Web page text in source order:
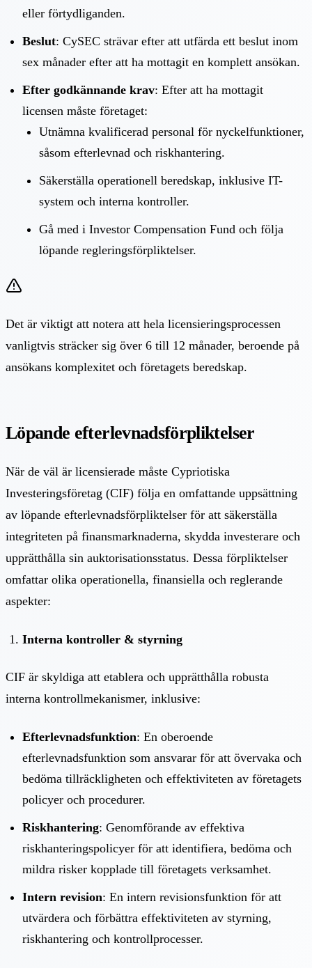
eller förtydliganden.
Beslut: CySEC strävar efter att utfärda ett beslut inom
sex månader efter att ha mottagit en komplett ansökan.
Efter godkännande krav: Efter att ha mottagit
licensen måste företaget:
Utnämna kvalificerad personal för nyckelfunktioner,
såsom efterlevnad och riskhantering.
Säkerställa operationell beredskap, inklusive IT-
system och interna kontroller.
Gå med i Investor Compensation Fund och följa
löpande regleringsförpliktelser.
Det är viktigt att notera att hela licensieringsprocessen
vanligtvis sträcker sig över 6 till 12 månader, beroende på
ansökans komplexitet och företagets beredskap.
Löpande efterlevnadsförpliktelser
När de väl är licensierade måste Cypriotiska
Investeringsföretag (CIF) följa en omfattande uppsättning
av löpande efterlevnadsförpliktelser för att säkerställa
integriteten på finansmarknaderna, skydda investerare och
upprätthålla sin auktorisationsstatus. Dessa förpliktelser
omfattar olika operationella, finansiella och reglerande
aspekter:
Interna kontroller & styrning
CIF är skyldiga att etablera och upprätthålla robusta
interna kontrollmekanismer, inklusive:
Efterlevnadsfunktion: En oberoende
efterlevnadsfunktion som ansvarar för att övervaka och
bedöma tillräckligheten och effektiviteten av företagets
policyer och procedurer.
Riskhantering: Genomförande av effektiva
riskhanteringspolicyer för att identifiera, bedöma och
mildra risker kopplade till företagets verksamhet.
Intern revision: En intern revisionsfunktion för att
utvärdera och förbättra effektiviteten av styrning,
riskhantering och kontrollprocesser.